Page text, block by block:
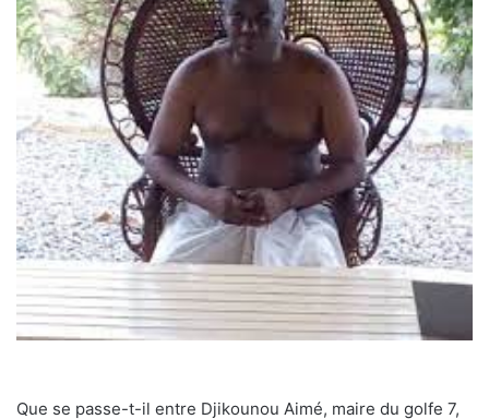
Que se passe-t-il entre Djikounou Aimé, maire du golfe 7,